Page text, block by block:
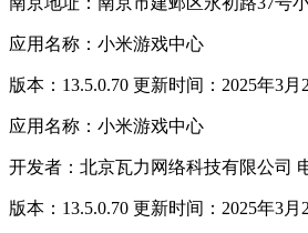
应用名称：小米游戏中心
版本：13.5.0.70 更新时间：2025年3月
应用名称：小米游戏中心
开发者：北京瓦力网络科技有限公司
版本：13.5.0.70 更新时间：2025年3月